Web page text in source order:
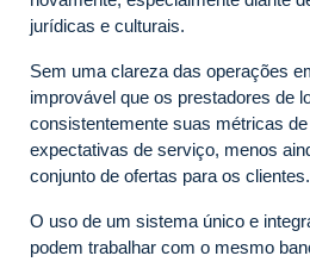
jurídicas e culturais.
Sem uma clareza das operações
improvável que os prestadores de
consistentemente suas métricas
expectativas de serviço, menos
conjunto de ofertas para os clientes.
O uso de um sistema único e
podem trabalhar com o mesmo